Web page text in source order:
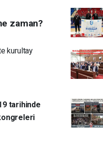
zaman?
kurultay
tarihinde